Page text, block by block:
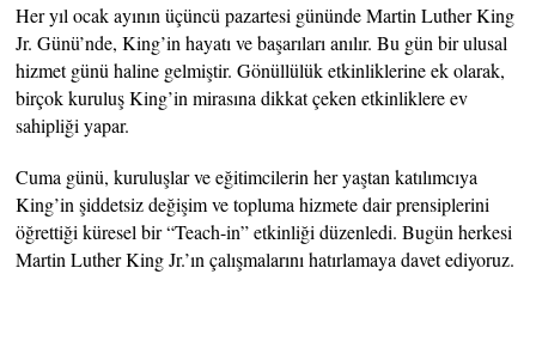
Her yıl ocak ayının üçüncü pazartesi gününde Martin Luther King
Jr. Günü’nde, King’in hayatı ve başarıları anılır. Bu gün bir ulusal
hizmet günü haline gelmiştir. Gönüllülük etkinliklerine ek olarak,
birçok kuruluş King’in mirasına dikkat çeken etkinliklere ev
sahipliği yapar.
Cuma günü, kuruluşlar ve eğitimcilerin her yaştan katılımcıya
King’in şiddetsiz değişim ve topluma hizmete dair prensiplerini
öğrettiği küresel bir “Teach-in” etkinliği düzenledi. Bugün herkesi
Martin Luther King Jr.’ın çalışmalarını hatırlamaya davet ediyoruz.